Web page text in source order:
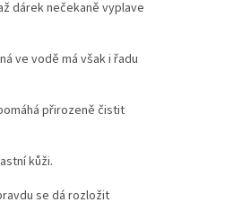
dárek nečekaně vyplave
ve vodě má však i řadu
přirozeně čistit
kůži.
se dá rozložit